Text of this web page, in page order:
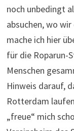
„freue“ mich
Vereinsheim
(Abendbrot,
Umkleide zu
Pfingsten, das
Grenzen führen.
düsen rüber in